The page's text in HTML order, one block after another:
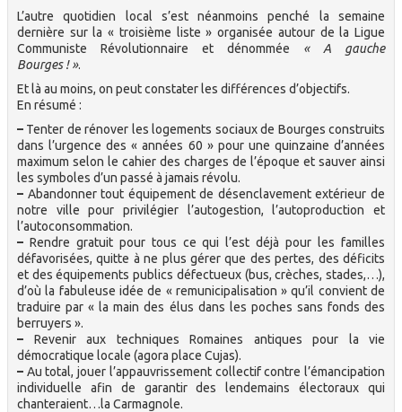
L’autre quotidien local s’est néanmoins penché la semaine
dernière sur la « troisième liste » organisée autour de la Ligue
Communiste Révolutionnaire et dénommée « A gauche
Bourges ! ».
Et là au moins, on peut constater les différences d’objectifs.
En résumé :
– Tenter de rénover les logements sociaux de Bourges construits
dans l’urgence des « années 60 » pour une quinzaine d’années
maximum selon le cahier des charges de l’époque et sauver ainsi
les symboles d’un passé à jamais révolu.
– Abandonner tout équipement de désenclavement extérieur de
notre ville pour privilégier l’autogestion, l’autoproduction et
l’autoconsommation.
– Rendre gratuit pour tous ce qui l’est déjà pour les familles
défavorisées, quitte à ne plus gérer que des pertes, des déficits
et des équipements publics défectueux (bus, crèches, stades,…),
d’où la fabuleuse idée de « remunicipalisation » qu’il convient de
traduire par « la main des élus dans les poches sans fonds des
berruyers ».
– Revenir aux techniques Romaines antiques pour la vie
démocratique locale (agora place Cujas).
– Au total, jouer l’appauvrissement collectif contre l’émancipation
individuelle afin de garantir des lendemains électoraux qui
chanteraient…la Carmagnole.